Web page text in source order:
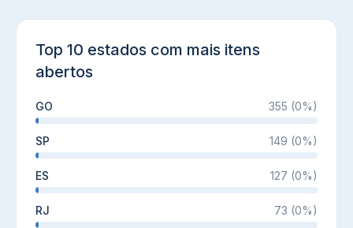
Top 10 estados com mais itens
abertos
GO 355 (0%)
SP 149 (0%)
ES 127 (0%)
RJ 73 (0%)